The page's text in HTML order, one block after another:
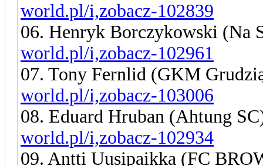
world.pl/i,zobacz-102839
06. Henryk Borczykowski (Na
world.pl/i,zobacz-102961
07. Tony Fernlid (GKM
world.pl/i,zobacz-103006
08. Eduard Hruban (Ahtung
world.pl/i,zobacz-102934
09. Antti Uusipaikka (FC